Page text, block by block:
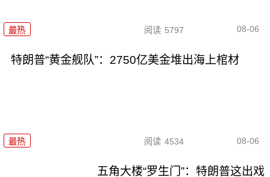
最热 阅读 5797 08-06
特朗普“黄金舰队”：2750亿美金堆出海上棺材
最热 阅读 4534 08-06
五角大楼“罗生门”：特朗普这出戏